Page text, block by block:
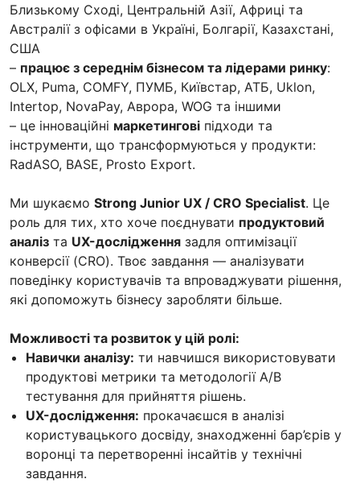
Близькому Сході, Центральній Азії, Африці та
Австралії з офісами в Україні, Болгарії, Казахстані,
США
– працює з середнім бізнесом та лідерами ринку:
OLX, Puma, COMFY, ПУМБ, Київстар, АТБ, Uklon,
Intertop, NovaPay, Аврора, WOG та іншими
– це інноваційні маркетингові підходи та
інструменти, що трансформуються у продукти:
RadASO, BASE, Prosto Export.
Ми шукаємо Strong Junior UX / CRO Specialist. Це
роль для тих, хто хоче поєднувати продуктовий
аналіз та UX-дослідження задля оптимізації
конверсії (CRO). Твоє завдання — аналізувати
поведінку користувачів та впроваджувати рішення,
які допоможуть бізнесу заробляти більше.
Можливості та розвиток у цій ролі:
Навички аналізу: ти навчишся використовувати
продуктові метрики та методології A/B
тестування для прийняття рішень.
UX-дослідження: прокачаєшся в аналізі
користувацького досвіду, знаходженні бар’єрів у
воронці та перетворенні інсайтів у технічні
завдання.